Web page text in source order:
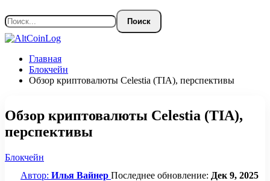
Главная
Блокчейн
Обзор криптовалюты Celestia (TIA), перспективы
Обзор криптовалюты Celestia (TIA),
перспективы
Блокчейн
Автор: Илья Вайнер Последнее обновление: Дек 9, 2025